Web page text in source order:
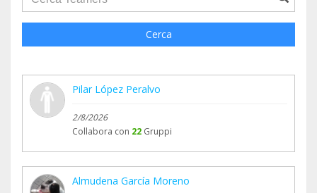
Cerca
Pilar López Peralvo
2/8/2026
Collabora con 22 Gruppi
Almudena García Moreno